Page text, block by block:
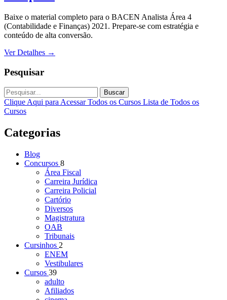
Baixe o material completo para o BACEN Analista Área 4
(Contabilidade e Finanças) 2021. Prepare-se com estratégia e
conteúdo de alta conversão.
Ver Detalhes →
Pesquisar
Buscar
Clique Aqui para Acessar Todos os Cursos Lista de Todos os
Cursos
Categorias
Blog
Concursos 8
Área Fiscal
Carreira Jurídica
Carreira Policial
Cartório
Diversos
Magistratura
OAB
Tribunais
Cursinhos 2
ENEM
Vestibulares
Cursos 39
adulto
Afiliados